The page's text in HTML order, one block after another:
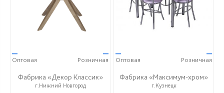
—
Оптовая
—
Розничная
Фабрика «Декор Классик»
г.Нижний Новгород
—
Оптовая
—
Розничная
Фабрика «Максимум-хром»
г.Кузнецк